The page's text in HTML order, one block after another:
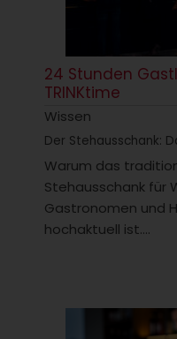
24 Stunden
TRINKtime
Wissen
Der Stehausschank:
Warum das
Stehausschank für
Gastronomen und
hochaktuell ist....